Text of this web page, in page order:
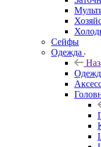
Сейфы
Одежда